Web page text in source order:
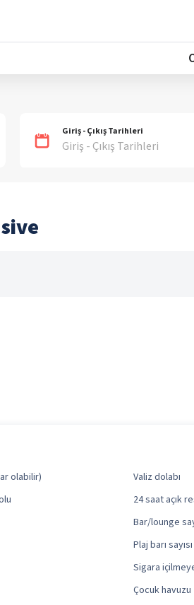
Giriş - Çıkış Tarihleri
Giriş - Çıkış Tarihleri
olabilir) Valiz dolabı
24 saat açık
Bar/lounge
Plaj barı
Sigara
Çocuk havuzu